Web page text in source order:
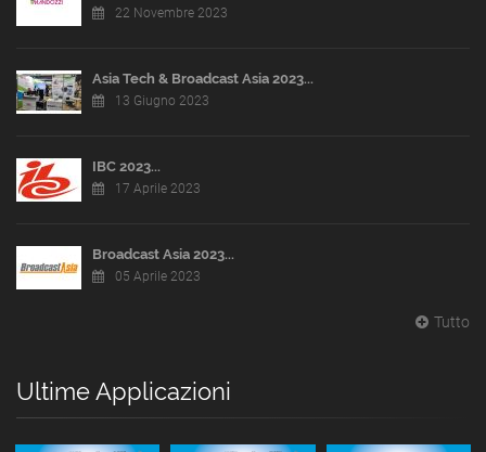
22 Novembre 2023
Asia Tech & Broadcast Asia 2023...
13 Giugno 2023
IBC 2023...
17 Aprile 2023
Broadcast Asia 2023...
05 Aprile 2023
Tutto
Ultime Applicazioni